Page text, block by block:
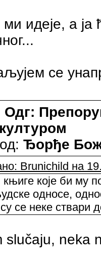
ми идеје, а
се
Одг:
Ђорђе
Brunichild на
које би му
односе,
се неке ствари
slučaju, neka